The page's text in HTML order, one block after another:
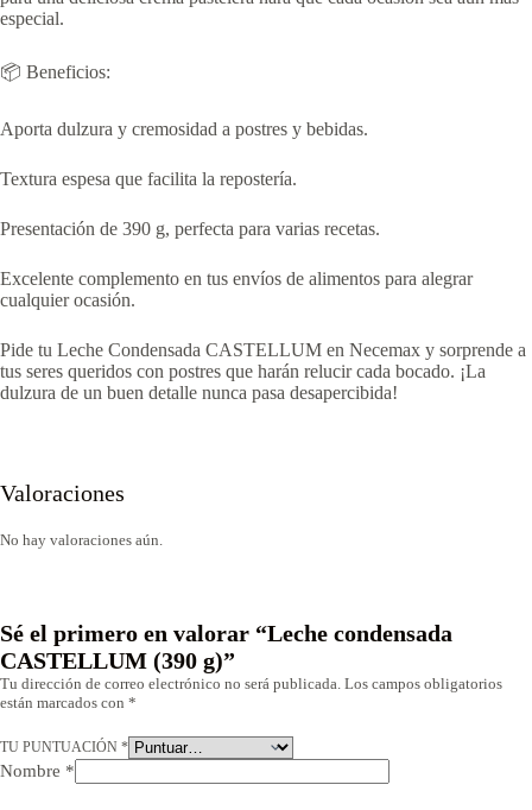
especial.
📦 Beneficios:
Aporta dulzura y cremosidad a postres y bebidas.
Textura espesa que facilita la repostería.
Presentación de 390 g, perfecta para varias recetas.
Excelente complemento en tus envíos de alimentos para alegrar
cualquier ocasión.
Pide tu Leche Condensada CASTELLUM en Necemax y sorprende a
tus seres queridos con postres que harán relucir cada bocado. ¡La
dulzura de un buen detalle nunca pasa desapercibida!
Valoraciones
No hay valoraciones aún.
Sé el primero en valorar “Leche condensada
CASTELLUM (390 g)”
Tu dirección de correo electrónico no será publicada. Los campos obligatorios
están marcados con *
TU PUNTUACIÓN *
Nombre *